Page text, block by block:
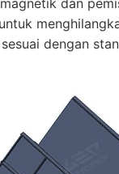
dan
dengan